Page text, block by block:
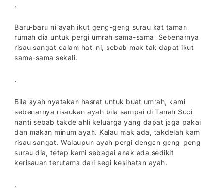
.
Baru-baru ni ayah ikut geng-geng surau kat taman
rumah dia untuk pergi umrah sama-sama. Sebenarnya
risau sangat dalam hati ni, sebab mak tak dapat ikut
sama-sama sekali.
.
Bila ayah nyatakan hasrat untuk buat umrah, kami
sebenarnya risaukan ayah bila sampai di Tanah Suci
nanti sebab takde ahli keluarga yang dapat jaga pakai
dan makan minum ayah. Kalau mak ada, takdelah kami
risau sangat. Walaupun ayah pergi dengan geng-geng
surau dia, tetap kami sebagai anak ada sedikit
kerisauan terutama dari segi kesihatan ayah.
.